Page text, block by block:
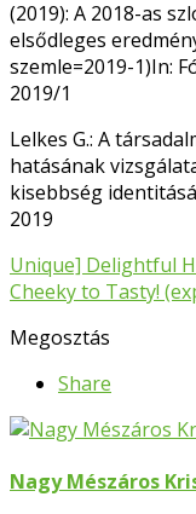
(2019): A 2018-as
elsődleges
szemle=2019-1)In:
2019/1
Lelkes G.: A
hatásának
kisebbség
2019
Unique] Delightful
Cheeky to Tasty!
Megosztás
Share
Nagy Mészáros